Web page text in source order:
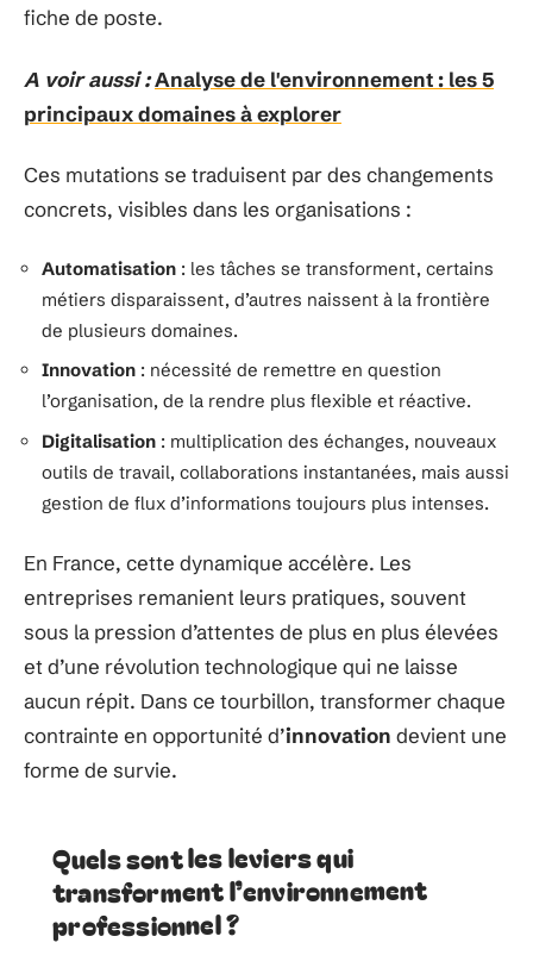
fiche de poste.
A voir aussi :Analyse de l'environnement : les 5
principaux domaines à explorer
Ces mutations se traduisent par des changements
concrets, visibles dans les organisations :
Automatisation : les tâches se transforment, certains
métiers disparaissent, d’autres naissent à la frontière
de plusieurs domaines.
Innovation : nécessité de remettre en question
l’organisation, de la rendre plus flexible et réactive.
Digitalisation : multiplication des échanges, nouveaux
outils de travail, collaborations instantanées, mais aussi
gestion de flux d’informations toujours plus intenses.
En France, cette dynamique accélère. Les
entreprises remanient leurs pratiques, souvent
sous la pression d’attentes de plus en plus élevées
et d’une révolution technologique qui ne laisse
aucun répit. Dans ce tourbillon, transformer chaque
contrainte en opportunité d’innovation devient une
forme de survie.
Quels sont les leviers qui
transforment l’environnement
professionnel ?